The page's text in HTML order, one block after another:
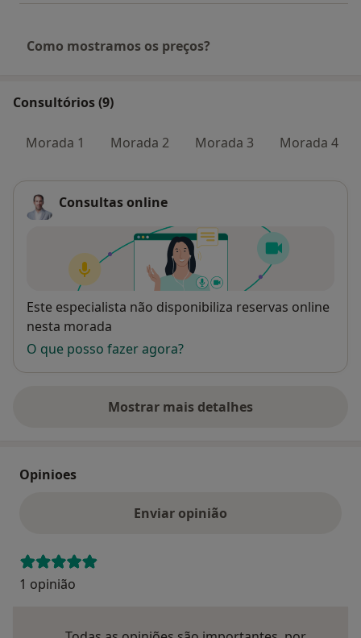
Como mostramos os preços?
Consultórios (9)
Morada 1 Morada 2 Morada 3 Morada 4
Consultas online
Disponibilidade
Este especialista não disponibiliza reservas online
nesta morada
O que posso fazer agora?
Mostrar mais detalhes
sobre o endereço
Opinioes
Enviar opinião
1 opinião